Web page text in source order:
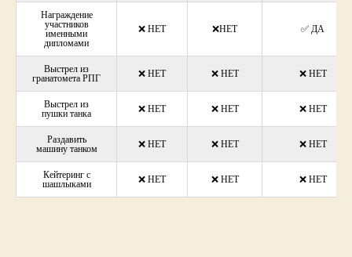
Награждение
участников
именными
дипломами
❌ НЕТ ❌НЕТ ✅ ДА
Выстрел из
гранатомета РПГ
❌ НЕТ ❌ НЕТ ❌ НЕТ
Выстрел из
пушки танка
❌ НЕТ ❌ НЕТ ❌ НЕТ
Раздавить
машину танком
❌ НЕТ ❌ НЕТ ❌ НЕТ
Кейтеринг с
шашлыками
❌ НЕТ ❌ НЕТ ❌ НЕТ